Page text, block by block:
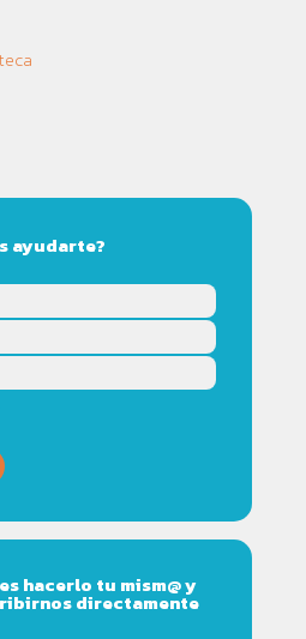
ayudarte?
hacerlo tu mism@ y
directamente